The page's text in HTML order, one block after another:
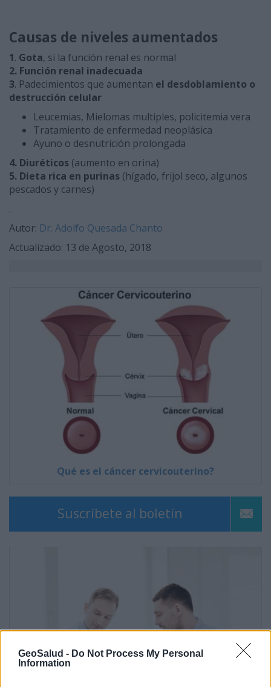
GeoSalud - Do Not Process My Personal
Information
Causas de niveles aumentados
1. Gota, si la función renal es normal
2. Función renal inadecuada
3. Padecimientos que aumentan el desdoblamiento o
destrucción celular
Leucemias, Mielomas multiples, policitemia vera
Tratamiento de enfermedad neoplásica
Ayuno o desnutrición prolongada
4. Diuréticos (aumento en orina)
5. Dieta rica en purinas (hígado, frijol seco, algunos
pescados y carnes)
.
Autor: Dr. Adolfo Quesada Chanto
Actualizado: 13 de Agosto, 2018
Qué es el cáncer cervicouterino?
Suscríbete al boletín